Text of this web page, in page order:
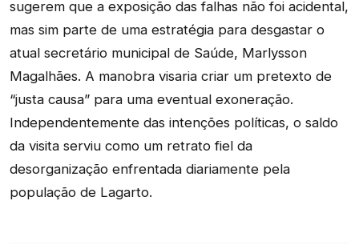
sugerem que a exposição das falhas não foi acidental,
mas sim parte de uma estratégia para desgastar o
atual secretário municipal de Saúde, Marlysson
Magalhães. A manobra visaria criar um pretexto de
“justa causa” para uma eventual exoneração.
Independentemente das intenções políticas, o saldo
da visita serviu como um retrato fiel da
desorganização enfrentada diariamente pela
população de Lagarto.